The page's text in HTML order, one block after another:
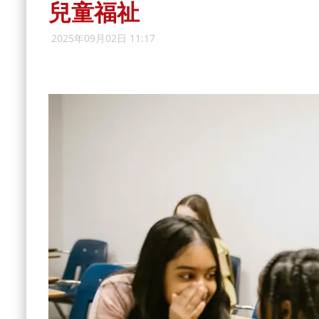
兒童福祉
2025年09月02日 11:17